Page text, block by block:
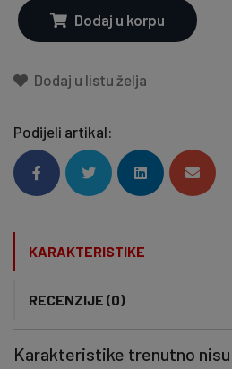
Dodaj u korpu
Dodaj u listu želja
Podijeli artikal:
KARAKTERISTIKE
RECENZIJE (0)
Karakteristike trenutno